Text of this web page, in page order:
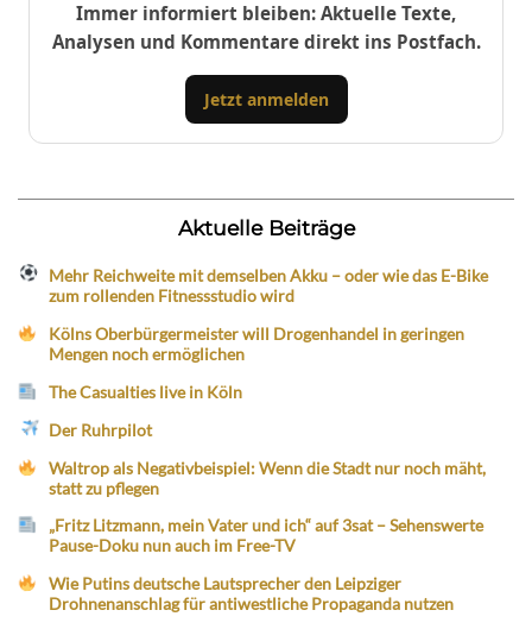
Immer informiert bleiben: Aktuelle Texte,
Analysen und Kommentare direkt ins Postfach.
Jetzt anmelden
Aktuelle Beiträge
Mehr Reichweite mit demselben Akku – oder wie das E-Bike
zum rollenden Fitnessstudio wird
Kölns Oberbürgermeister will Drogenhandel in geringen
Mengen noch ermöglichen
The Casualties live in Köln
Der Ruhrpilot
Waltrop als Negativbeispiel: Wenn die Stadt nur noch mäht,
statt zu pflegen
„Fritz Litzmann, mein Vater und ich“ auf 3sat – Sehenswerte
Pause-Doku nun auch im Free-TV
Wie Putins deutsche Lautsprecher den Leipziger
Drohnenanschlag für antiwestliche Propaganda nutzen